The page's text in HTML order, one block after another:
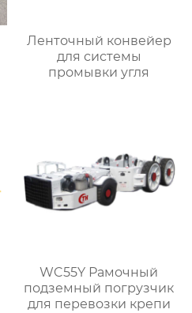
Ленточный конвейер
для системы
промывки угля
WC55Y Рамочный
подземный погрузчик
для перевозки крепи